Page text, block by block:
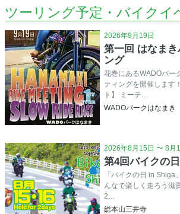
ツーリング予定・バイクイ
2026年9月19日
第一回 はなま
ング
花巻にあるWADOパー
ティングを開催します
ト】 ミーテ…
WADOパークはなまき
2026年8月15日 〜 8月
第4回バイクの
「バイクの日 in Shiga
んなで楽しく走ろう滋
2…
総本山三井寺